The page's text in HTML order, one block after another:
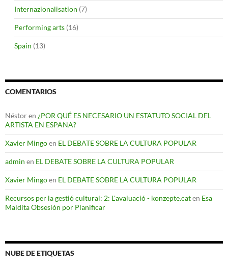
Internazionalisation (7)
Performing arts (16)
Spain (13)
COMENTARIOS
Néstoren ¿POR QUÉ ES NECESARIO UN ESTATUTO SOCIAL DEL
ARTISTA EN ESPAÑA?
Xavier Mingoen EL DEBATE SOBRE LA CULTURA POPULAR
admin en EL DEBATE SOBRE LA CULTURA POPULAR
Xavier Mingoen EL DEBATE SOBRE LA CULTURA POPULAR
Recursos per la gestió cultural: 2: L'avaluació - konzepte.caten Esa
Maldita Obsesión por Planificar
NUBE DE ETIQUETAS